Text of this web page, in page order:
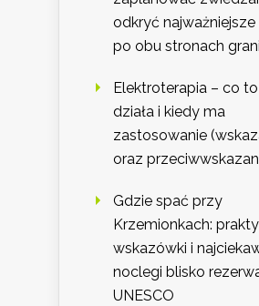
odkryć
po obu stronach
Elektroterapia – co
działa i kiedy ma
zastosowanie
oraz
Gdzie spać przy
Krzemionkach:
wskazówki i
noclegi blisko
UNESCO